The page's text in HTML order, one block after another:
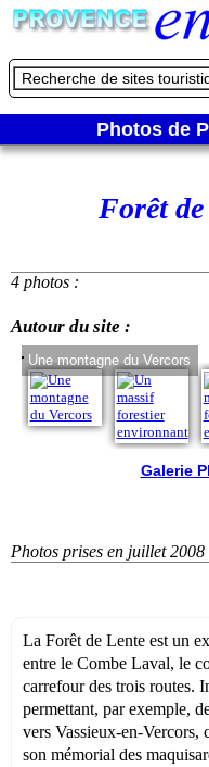
Photos de
Forêt
4 photos :
Autour du site :
Une montagne du Vercors
Galerie
Photos prises en juillet 2008
La Forêt de Lente est un
entre le Combe Laval, le
carrefour des trois routes.
permettant, par exemple,
vers Vassieux-en-Vercors,
son mémorial des